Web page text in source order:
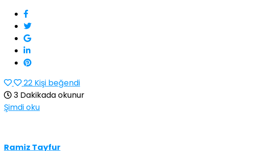
22 Kişi beğendi
3 Dakikada okunur
Şimdi oku
Ramiz Tayfur